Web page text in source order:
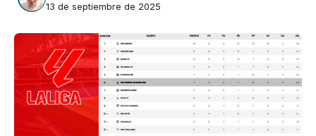
13 de septiembre de 2025